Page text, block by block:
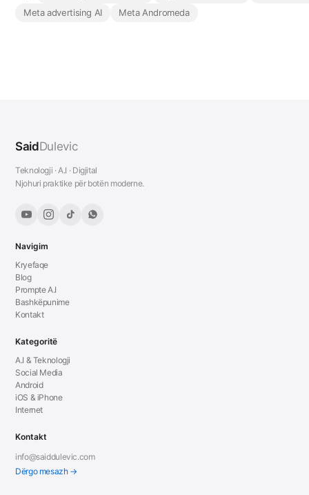
Meta advertising AI
Meta Andromeda
SaidDulevic
Teknologji · A.I · Digjital
Njohuri praktike për botën moderne.
Navigim
Kryefaqe
Blog
Prompte A.I
Bashkëpunime
Kontakt
Kategoritë
A.I & Teknologji
Social Media
Android
iOS & iPhone
Internet
Kontakt
info@saiddulevic.com
Dërgo mesazh →